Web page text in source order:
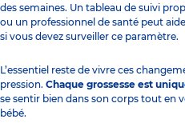
des semaines. Un tableau de suivi
ou un professionnel de santé peut
si vous devez surveiller ce paramètre.
L’essentiel reste de vivre ces
pression. Chaque grossesse est
se sentir bien dans son corps tout en
bébé.